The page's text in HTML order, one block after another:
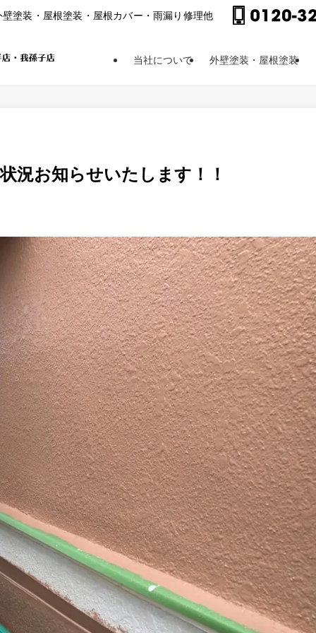
塗装・屋根塗装・屋根カバー・⾬漏り修理他
当社について 外壁塗装・屋根塗装
況お知らせいたします！！